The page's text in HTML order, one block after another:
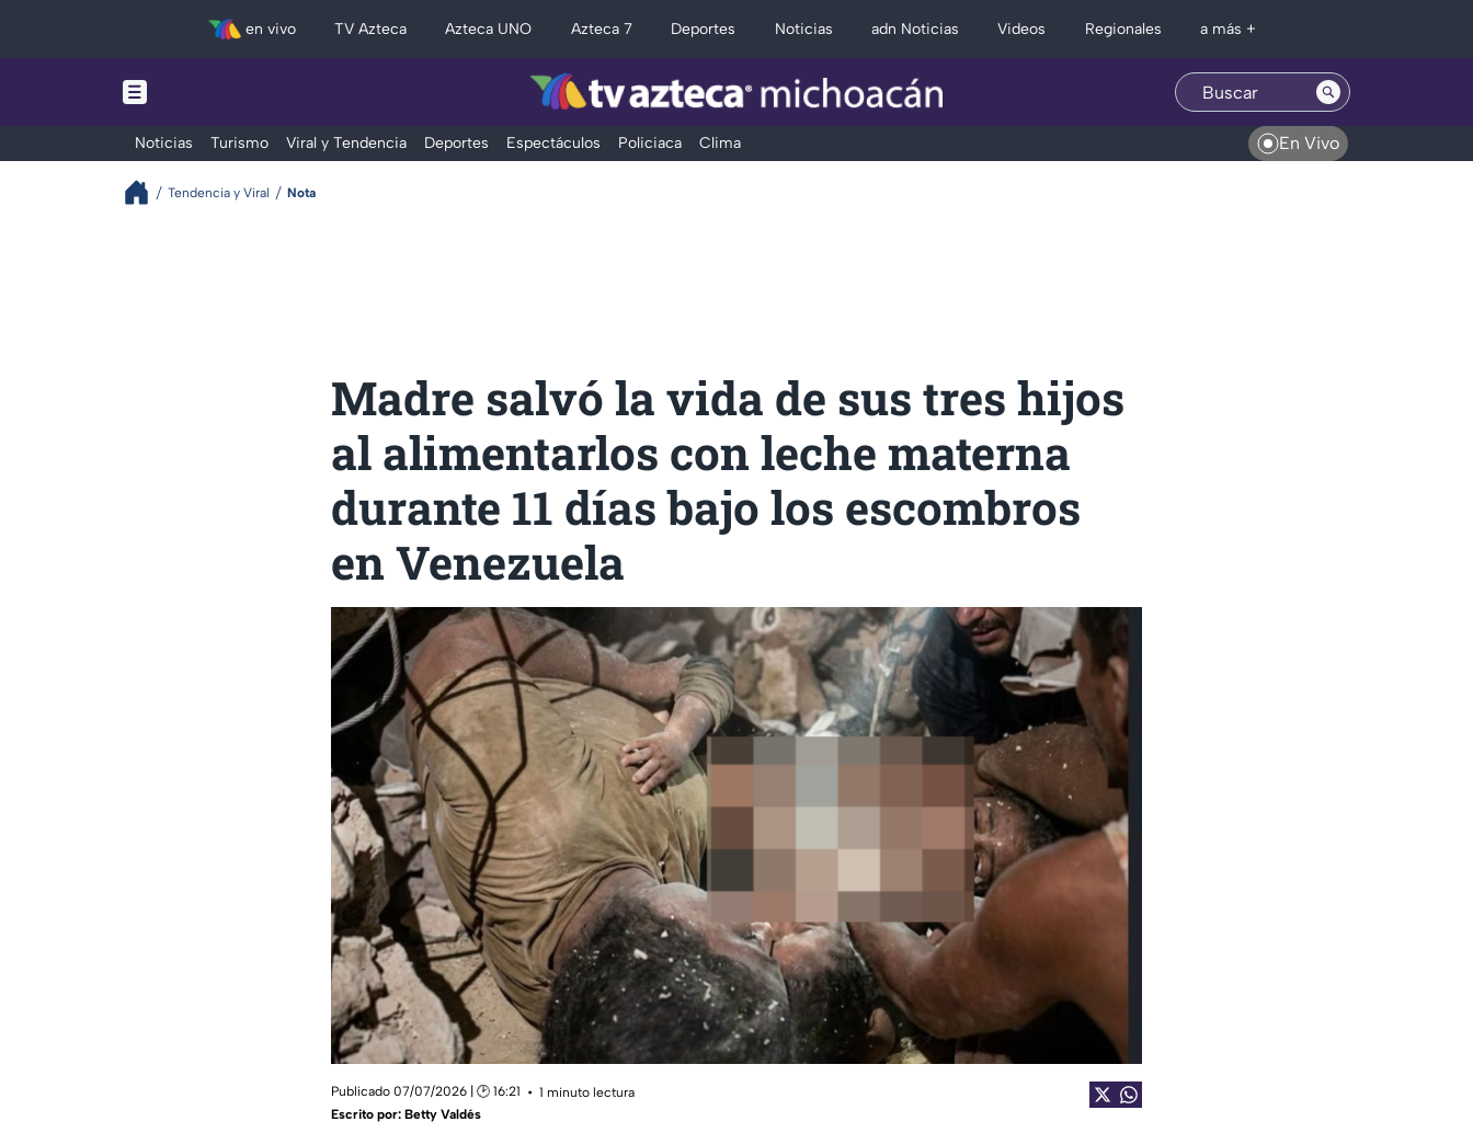
en vivo TV Azteca Azteca UNO Azteca 7 Deportes Noticias adn Noticias Videos Regionales a más +
Noticias Turismo Viral y Tendencia Deportes Espectáculos Policiaca Clima En Vivo
Tendencia y Viral Nota
Madre salvó la vida de sus tres hijos
al alimentarlos con leche materna
durante 11 días bajo los escombros
en Venezuela
Publicado 07/07/2026 | 🕑 16:21
1 minuto lectura
Escrito por: Betty Valdés